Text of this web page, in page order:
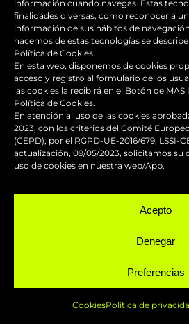
información cuando navegas. Estas
finalidades diversas, como reconocer a
información de sus hábitos de
hacemos de estas tecnologías se
Política de Cookies.
En esta web, disponemos de cookies
acceso y registro al formulario de los
las cookies la recibirá en el Botón de MAS
Política de Cookies.
En atención al uso de las cookies
2023, con los criterios del Comité
(CEPD), por el RGPD-UE-2016/679, LSSI-
actualización, 09/05/2023, solicitamos su
uso de cookies en nuestra web/App.
Acepto
Denegar
Preferencias
CookiesPolítica de
Estamos a tu
taller de
de Badia del
servicios
pintura
CONTACTA CON
FAST DESIGN